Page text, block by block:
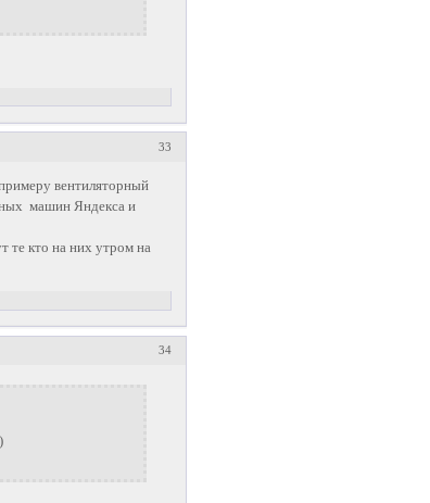
33
вентиляторный
машин Яндекса и
те кто на них утром на
34